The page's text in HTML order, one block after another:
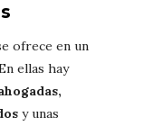
ofrece en un
ellas hay
y unas